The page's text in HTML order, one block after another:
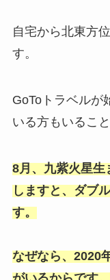
自宅から北東方
す。
GoToトラベルが
いる方もいるこ
8月、九紫火星生
しますと、ダブ
す。
なぜなら、2020